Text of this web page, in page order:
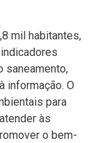
mil habitantes,
saneamento,
informação. O
para
às
o bem-